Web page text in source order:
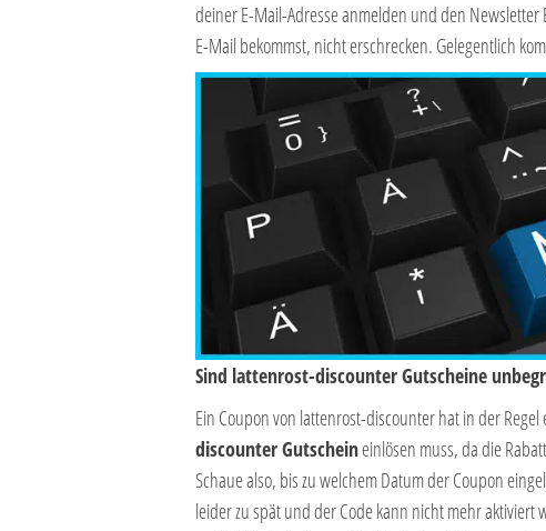
deiner E-Mail-Adresse anmelden und den
E-Mail bekommst, nicht erschrecken. Gelegentlich
Sind lattenrost-discounter Gutscheine
Ein Coupon von lattenrost-discounter hat in der
discounter Gutscheineinlösen muss, da die
Schaue also, bis zu welchem Datum der Coupon
leider zu spät und der Code kann nicht mehr